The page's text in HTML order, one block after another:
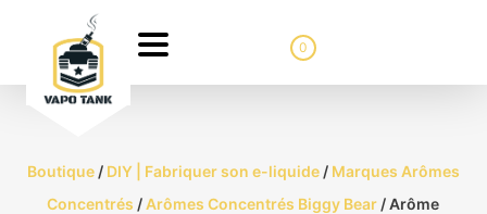
0
Boutique/ DIY | Fabriquer son e-liquide/ Marques Arômes
Concentrés / Arômes Concentrés Biggy Bear / Arôme